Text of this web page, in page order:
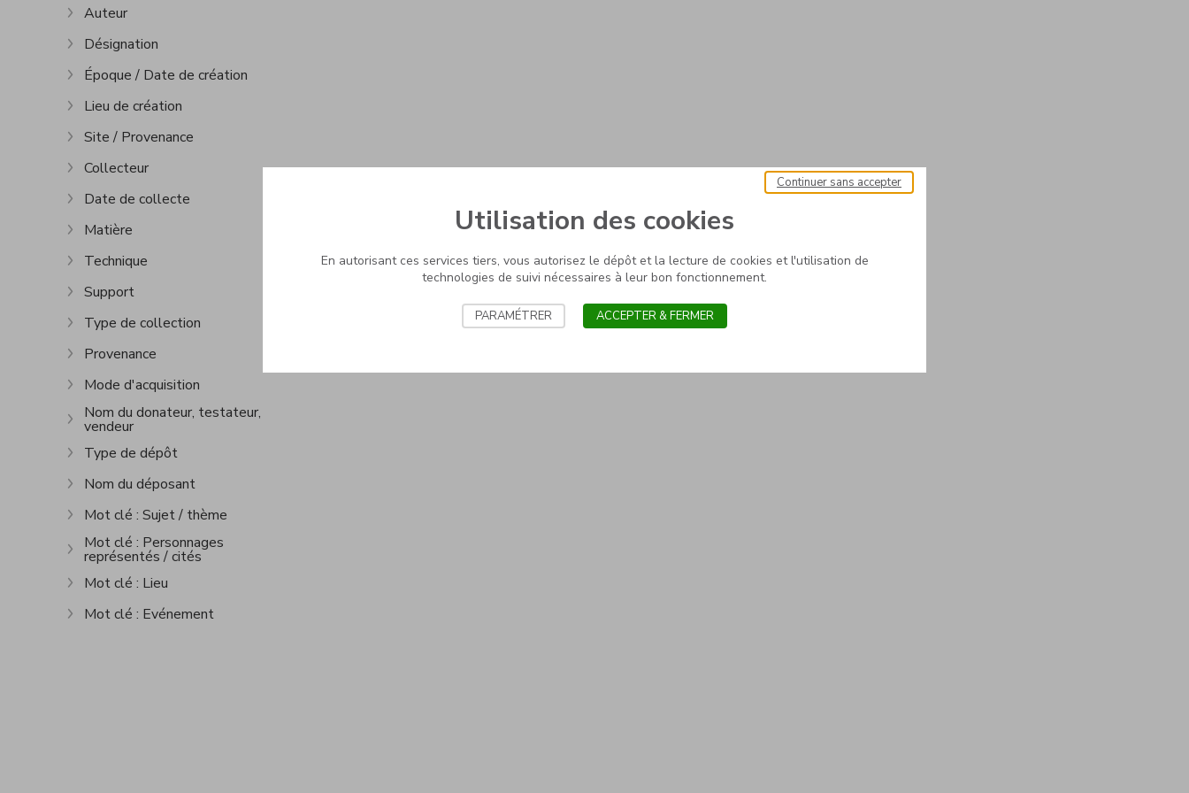
Afficher plus
Auteur
Afficher plus
Désignation
Afficher plus
Époque / Date de création
Afficher plus
Lieu de création
Afficher plus
Site / Provenance
Afficher plus
Collecteur
Afficher plus
Date de collecte
Afficher plus
Matière
Afficher plus
Technique
Afficher plus
Support
Afficher plus
Type de collection
Afficher plus
Provenance
Afficher plus
Mode d'acquisition
Afficher plus
Nom du donateur, testateur,
vendeur
Afficher plus
Type de dépôt
Afficher plus
Nom du déposant
Afficher plus
Mot clé : Sujet / thème
Afficher plus
Mot clé : Personnages
représentés / cités
Afficher plus
Mot clé : Lieu
Afficher plus
Mot clé : Evénement
Utilisation des cookies
En autorisant ces services tiers, vous autorisez le dépôt et la lecture de cookies et l'utilisation de
technologies de suivi nécessaires à leur bon fonctionnement.
Continuer sans accepter
PARAMÉTRER ACCEPTER & FERMER